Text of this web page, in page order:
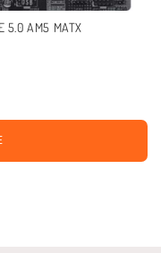
5.0 AM5 MATX